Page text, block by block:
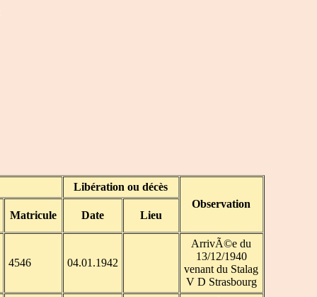
Libération ou décès
Observation
Matricule Date Lieu
4546 04.01.1942
ArrivÃ©e du
13/12/1940
venant du Stalag
V D Strasbourg